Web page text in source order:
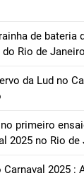
de bateria
do Rio de Janeiro
da Lud no
primeiro
2025 no Rio de
Carnaval 2025 :